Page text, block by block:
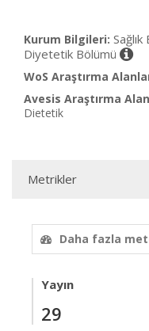
Kurum Bilgileri:
Diyetetik Bölümü
WoS Araştırma
Avesis Araştırma
Dietetik
Metrikler
Daha fazla
Yayın
29